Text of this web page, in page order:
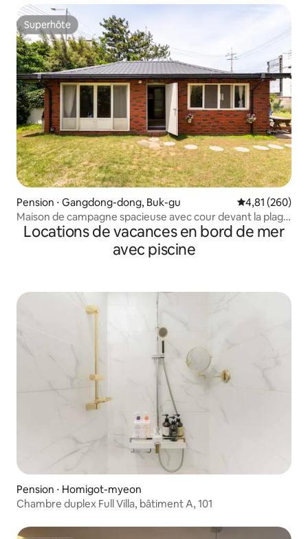
Superhôte
Superhôte
Pension ⋅ Gangdong-dong, Buk-gu Évaluation
4,81 (260)
Maison de campagne spacieuse avec cour devant la plage
de Gangdong
Locations de vacances en bord de mer
avec piscine
Pension ⋅ Homigot-myeon
Chambre duplex Full Villa, bâtiment A, 101